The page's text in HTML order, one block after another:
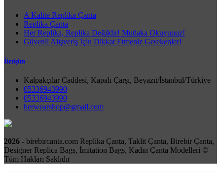
A Kalite Replika Çanta
Replika Çanta
Her Replika, Replika Değildir! Mutlaka Okuyunuz!
Güvenli Alışveriş İçin Dikkat Etmeniz Gerekenler!
İletişim
Kalpakçılar Caddesi, Kapalı Çarşı, Beyazıt/İstanbul/Türkiye
05336943990
05336943990
herwearshop@gmail.com
2026 - birebircanta.com Replika Çanta, Taklit Çanta, Birebir Çanta,
Designer Replica Bags, İmitation Bags, Kadın Çanta Modelleri ©
Tüm Hakları Saklıdır